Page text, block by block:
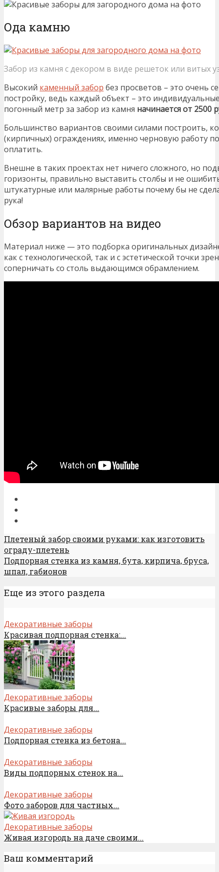
Ода камню
Забор из камня с декором в виде решеток или витых
Высокий каменный забор без просветов – это очень
постройку, ведь каждый объект – это
погонный метр за забор из камня начинается от 2500
Большинство вариантов своими силами построить,
(кирпичных) ограждениях, именно черновую работу
оплатить.
Внешне в таких проектах нет ничего сложного, но
горизонты, правильно выставить столбы и не
штукатурные или малярные работы почему бы не
рука!
Обзор вариантов на видео
Материал ниже — это подборка оригинальных
как с технологической, так и с эстетической точки
соперничать со столь выдающимся обрамлением.
Плетеный забор своими руками: как изготовить
ограду-плетень
Подпорная стенка из камня, бута, кирпича, бруса,
шпал, габионов
Еще из этого раздела
Декоративные заборы
Красивая подпорная стенка:...
Декоративные заборы
Красивые заборы для...
Декоративные заборы
Подпорная стенка из бетона...
Декоративные заборы
Виды подпорных стенок на...
Декоративные заборы
Фото заборов для частных...
Декоративные заборы
Живая изгородь на даче своими...
Ваш комментарий